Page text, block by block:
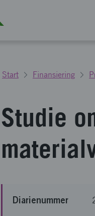
Start Finansiering
Studie
Diarienummer